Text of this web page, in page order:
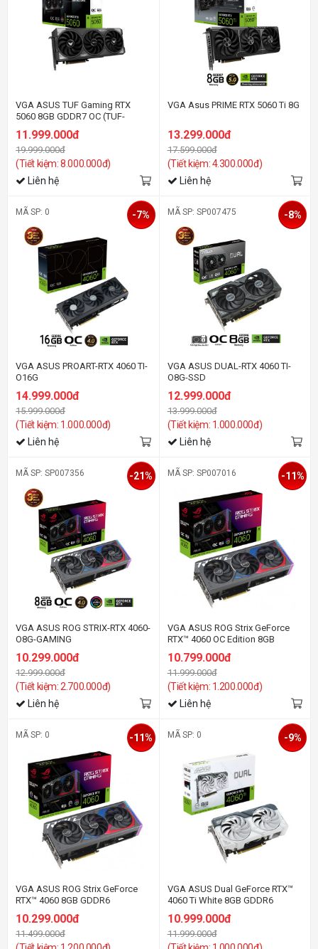
VGA ASUS TUF Gaming RTX
5060 8GB GDDR7 OC (TUF-
11.999.000đ
19.999.000đ
(Tiết kiệm: 8.000.000đ)
Liên hệ
VGA Asus PRIME RTX 5060 Ti 8G
13.299.000đ
17.599.000đ
(Tiết kiệm: 4.300.000đ)
Liên hệ
MÃ SP: 0
VGA ASUS PROART-RTX 4060 TI-
O16G
14.999.000đ
15.999.000đ
(Tiết kiệm: 1.000.000đ)
-7%
Liên hệ
MÃ SP: SP007475
VGA ASUS DUAL-RTX 4060 TI-
O8G-SSD
12.999.000đ
13.999.000đ
(Tiết kiệm: 1.000.000đ)
-8%
Liên hệ
MÃ SP: SP007356
VGA ASUS ROG STRIX-RTX 4060-
O8G-GAMING
10.299.000đ
12.999.000đ
(Tiết kiệm: 2.700.000đ)
-21%
Liên hệ
MÃ SP: SP007016
VGA ASUS ROG Strix GeForce
RTX™ 4060 OC Edition 8GB
10.799.000đ
11.999.000đ
(Tiết kiệm: 1.200.000đ)
-11%
Liên hệ
MÃ SP: 0
VGA ASUS ROG Strix GeForce
RTX™ 4060 8GB GDDR6
10.299.000đ
11.499.000đ
-11% MÃ SP: 0
VGA ASUS Dual GeForce RTX™
4060 Ti White 8GB GDDR6
10.999.000đ
11.999.000đ
-9%